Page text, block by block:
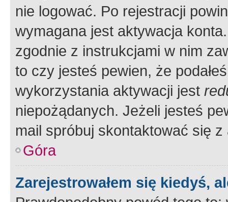
nie logować. Po rejestracji
wymagana jest aktywacja
zgodnie z instrukcjami w nim
to czy jesteś pewien, że
wykorzystania aktywacji jest
niepożądanych. Jeżeli jesteś
mail spróbuj skontaktować się
Góra
Zarejestrowałem się kiedyś,